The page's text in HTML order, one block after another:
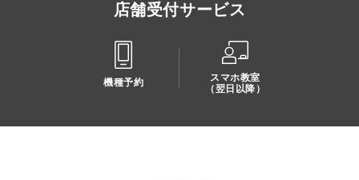
店舗受付サービス
機種予約
スマホ教室
（翌日以降）